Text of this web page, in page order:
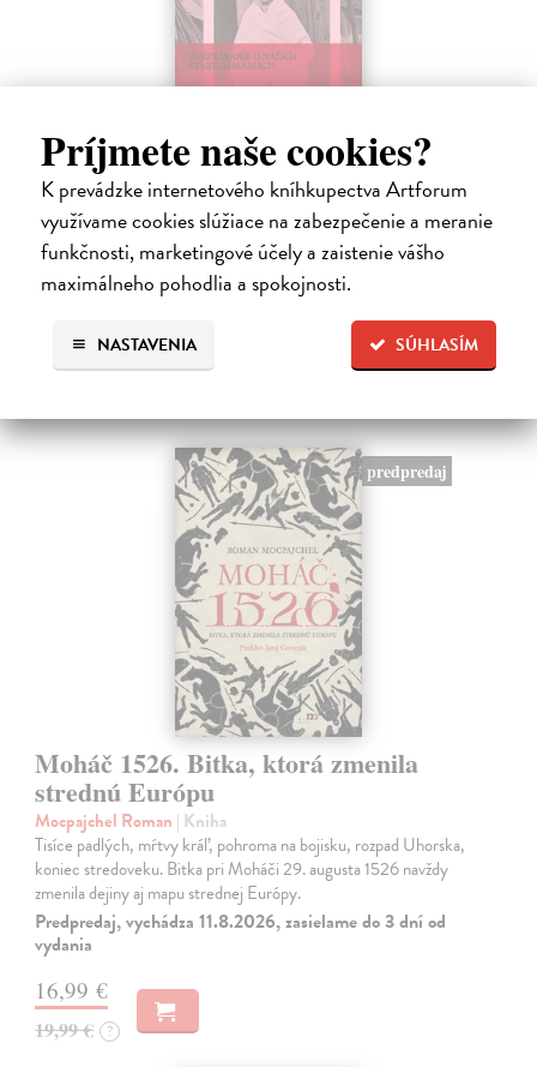
Príjmete naše cookies?
K prevádzke internetového kníhkupectva Artforum
využívame cookies slúžiace na zabezpečenie a meranie
funkčnosti, marketingové účely a zaistenie vášho
maximálneho pohodlia a spokojnosti.
SÚHLASÍM
NASTAVENIA
Sedliačky
Kuciel-Frydryszak Joanna| Kniha
„Neplač, dieťa moje. Každá žena je otrokyňa, tak ani ty nebudeš
vyvolená,“ hovorí babka svojej mladej vnučke.
23,66 €
predpredaj
Moháč 1526. Bitka, ktorá zmenila
strednú Európu
Mocpajchel Roman | Kniha
Tisíce padlých, mŕtvy kráľ, pohroma na bojisku, rozpad Uhorska,
koniec stredoveku. Bitka pri Moháči 29. augusta 1526 navždy
zmenila dejiny aj mapu strednej Európy.
Predpredaj, vychádza 11.8.2026, zasielame do 3 dní od
vydania
16,99 €
19,99 € ?